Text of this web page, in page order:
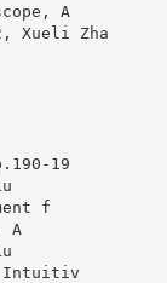
A
Xueli Zha
19
f
A
Intuitiv